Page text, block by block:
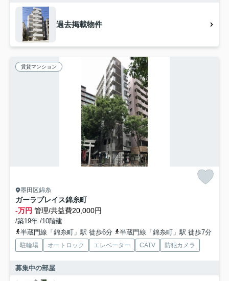
過去掲載物件
賃貸マンション
墨田区錦糸
ガーラプレイス錦糸町
-万円 管理/共益費20,000円
/築19年 /10階建
半蔵門線「錦糸町」駅 徒歩6分
半蔵門線「錦糸町」駅 徒歩7分
駐輪場 オートロック エレベーター CATV 防犯カメラ
募集中の部屋